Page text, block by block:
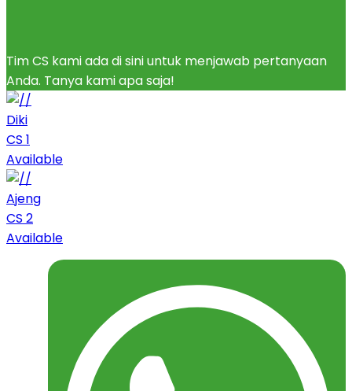
Tim CS kami ada di sini untuk menjawab pertanyaan
Anda. Tanya kami apa saja!
Diki
CS 1
Available
Ajeng
CS 2
Available